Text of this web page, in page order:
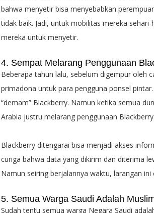
bahwa menyetir bisa menyebabkan
tidak baik. Jadi, untuk mobilitas mereka
mereka untuk menyetir.
4. Sempat Melarang Penggunaan
Beberapa tahun lalu, sebelum digempur oleh
primadona untuk para pengguna ponsel
“demam” Blackberry. Namun ketika semua
Arabia justru melarang penggunaan
Blackberry ditengarai bisa menjadi akses
curiga bahwa data yang dikirim dan diterima
Namun seiring berjalannya waktu, larangan ini
5. Semua Warga Saudi Adalah
Sudah tentu semua warga Negara Saudi